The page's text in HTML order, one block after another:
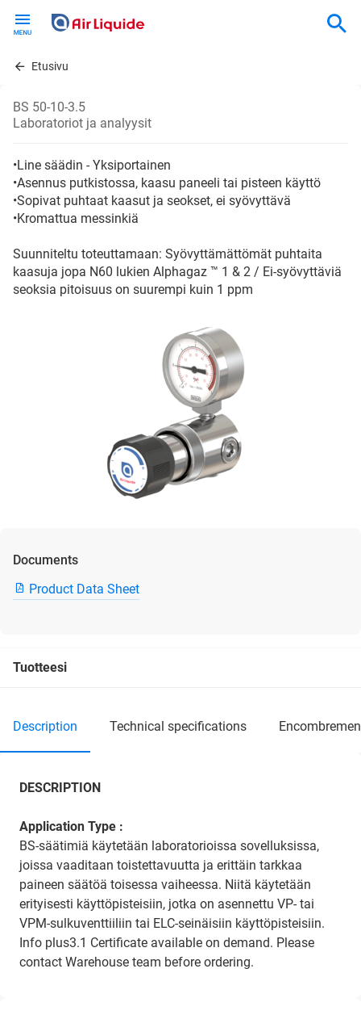
contentEtusivu
BS 50-10-3.5
Laboratoriot ja analyysit
•Line säädin - Yksiportainen
•Asennus putkistossa, kaasu paneeli tai pisteen käyttö
•Sopivat puhtaat kaasut ja seokset, ei syövyttävä
•Kromattua messinkiä
Suunniteltu toteuttamaan: Syövyttämättömät puhtaita
kaasuja jopa N60 lukien Alphagaz ™ 1 & 2 / Ei-syövyttäviä
seoksia pitoisuus on suurempi kuin 1 ppm
Documents
Product Data Sheet
Tuotteesi
description technical specifications
DESCRIPTION
Application Type :
BS-säätimiä käytetään laboratorioissa sovelluksissa,
joissa vaaditaan toistettavuutta ja erittäin tarkkaa
paineen säätöä toisessa vaiheessa. Niitä käytetään
erityisesti käyttöpisteisiin, jotka on asennettu VP- tai
VPM-sulkuventtiiliin tai ELC-seinäisiin käyttöpisteisiin.
Info plus3.1 Certificate available on demand. Please
contact Warehouse team before ordering.